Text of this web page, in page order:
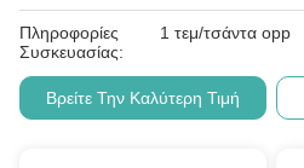
Πληροφορίες
Συσκευασίας:
1 τεμ/τσάντα opp
Βρείτε Την Καλύτερη Τιμή